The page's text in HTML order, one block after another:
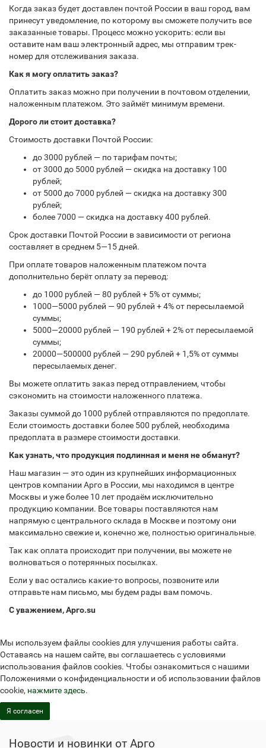
Когда заказ будет доставлен почтой России в ваш город, вам
принесут уведомление, по которому вы сможете получить все
заказанные товары. Процесс можно ускорить: если вы
оставите нам ваш электронный адрес, мы отправим трек-
номер для отслеживания заказа.
Как я могу оплатить заказ?
Оплатить заказ можно при получении в почтовом отделении,
наложенным платежом. Это займёт минимум времени.
Дорого ли стоит доставка?
Стоимость доставки Почтой России:
до 3000 рублей — по тарифам почты;
от 3000 до 5000 рублей — скидка на доставку 100
рублей;
от 5000 до 7000 рублей — скидка на доставку 300
рублей;
более 7000 — скидка на доставку 400 рублей.
Срок доставки Почтой России в зависимости от региона
составляет в среднем 5—15 дней.
При оплате товаров наложенным платежом почта
дополнительно берёт оплату за перевод:
до 1000 рублей — 80 рублей + 5% от суммы;
1000—5000 рублей — 90 рублей + 4% от пересылаемой
суммы;
5000—20000 рублей — 190 рублей + 2% от пересылаемой
суммы;
20000—500000 рублей — 290 рублей + 1,5% от суммы
пересылаемых денег.
Вы можете оплатить заказ перед отправлением, чтобы
сэкономить на стоимости наложенного платежа.
Заказы суммой до 1000 рублей отправляются по предоплате.
Если стоимость доставки более 500 рублей, необходима
предоплата в размере стоимости доставки.
Как узнать, что продукция подлинная и меня не обманут?
Наш магазин — это один из крупнейших информационных
центров компании Арго в России, мы находимся в центре
Москвы и уже более 10 лет продаём исключительно
продукцию компании. Все товары поставляются нам
напрямую с центрального склада в Москве и поэтому они
максимально свежие и, конечно же, полностью оригинальные.
Так как оплата происходит при получении, вы можете не
волноваться о потерянных посылках.
Если у вас остались какие-то вопросы, позвоните или
отправьте нам письмо, мы будем рады вам помочь.
С уважением, Арго.su
Мы используем файлы cookies для улучшения работы сайта.
Оставаясь на нашем сайте, вы соглашаетесь с условиями
использования файлов cookies. Чтобы ознакомиться с нашими
Положениями о конфиденциальности и об использовании файлов
cookie, нажмите здесь.
Я согласен
Новости и новинки от Арго